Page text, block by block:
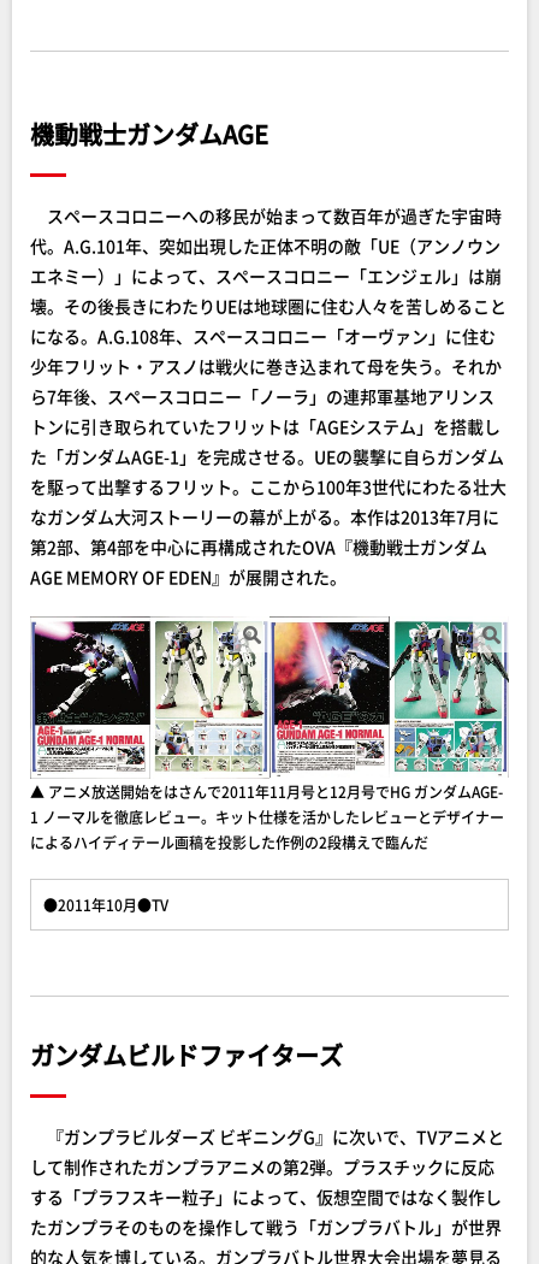
機動戦士ガンダムAGE
スペースコロニーへの移民が始まって数百年が過ぎた宇宙時
代。A.G.101年、突如出現した正体不明の敵「UE（アンノウン
エネミー）」によって、スペースコロニー「エンジェル」は崩
壊。その後長きにわたりUEは地球圏に住む人々を苦しめること
になる。A.G.108年、スペースコロニー「オーヴァン」に住む
少年フリット・アスノは戦火に巻き込まれて母を失う。それか
ら7年後、スペースコロニー「ノーラ」の連邦軍基地アリンス
トンに引き取られていたフリットは「AGEシステム」を搭載し
た「ガンダムAGE-1」を完成させる。UEの襲撃に自らガンダム
を駆って出撃するフリット。ここから100年3世代にわたる壮大
なガンダム大河ストーリーの幕が上がる。本作は2013年7月に
第2部、第4部を中心に再構成されたOVA『機動戦士ガンダム
AGE MEMORY OF EDEN』が展開された。
▲ アニメ放送開始をはさんで2011年11月号と12月号でHG ガンダムAGE-
1 ノーマルを徹底レビュー。キット仕様を活かしたレビューとデザイナー
によるハイディテール画稿を投影した作例の2段構えで臨んだ
●2011年10月●TV
ガンダムビルドファイターズ
『ガンプラビルダーズ ビギニングG』に次いで、TVアニメと
して制作されたガンプラアニメの第2弾。プラスチックに反応
する「プラフスキー粒子」によって、仮想空間ではなく製作し
たガンプラそのものを操作して戦う「ガンプラバトル」が世界
的な人気を博している。ガンプラバトル世界大会出場を夢見る